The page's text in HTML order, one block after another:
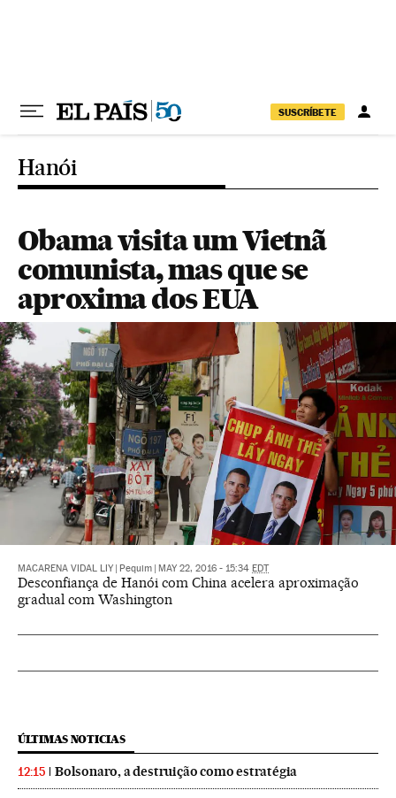
SUSCRÍBETE
Hanói
Obama visita um Vietnã
comunista, mas que se
aproxima dos EUA
MACARENA VIDAL LIY Pequim MAY 22, 2016 - 15:34 EDT
Desconfiança de Hanói com China acelera aproximação
gradual com Washington
ÚLTIMAS NOTICIAS
12:15 Bolsonaro, a destruição como estratégia